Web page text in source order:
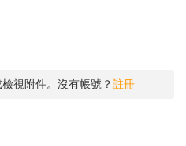
視附件。沒有帳號？註冊